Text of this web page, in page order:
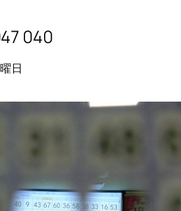
040
日